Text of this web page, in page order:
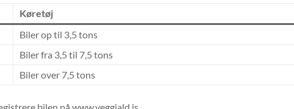
Køretøj
Biler op til 3,5 tons
Biler fra 3,5 til 7,5 tons
Biler over 7,5 tons